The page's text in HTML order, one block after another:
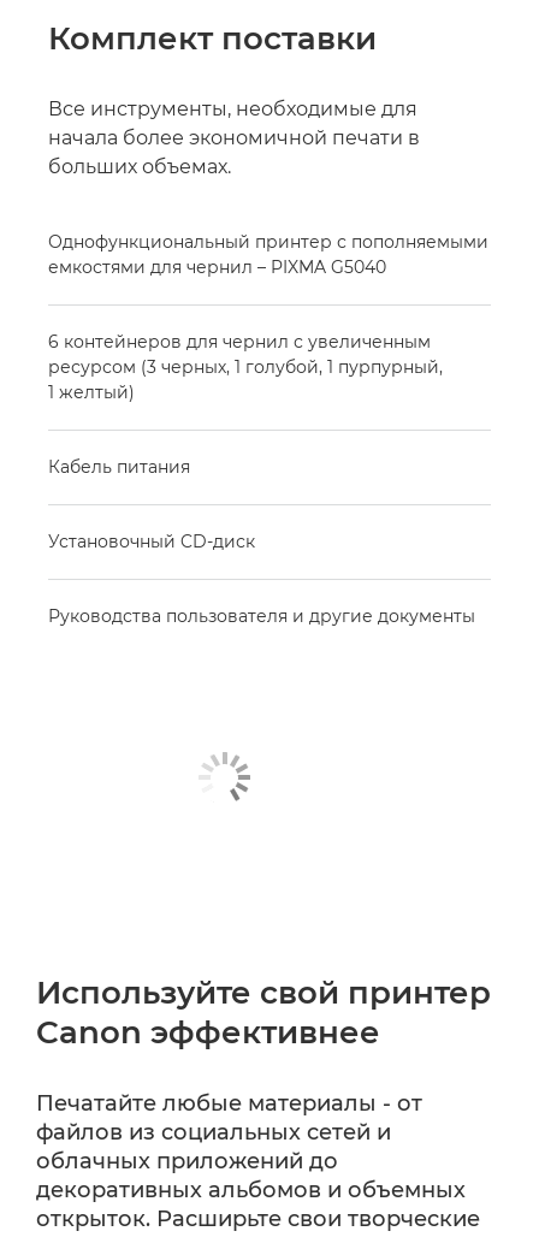
Комплект поставки
Все инструменты, необходимые для
начала более экономичной печати в
больших объемах.
Однофункциональный принтер с пополняемыми
емкостями для чернил – PIXMA G5040
6 контейнеров для чернил с увеличенным
ресурсом (3 черных, 1 голубой, 1 пурпурный,
1 желтый)
Кабель питания
Установочный CD-диск
Руководства пользователя и другие документы
Используйте свой принтер
Canon эффективнее
Печатайте любые материалы - от
файлов из социальных сетей и
облачных приложений до
декоративных альбомов и объемных
открыток. Расширьте свои творческие